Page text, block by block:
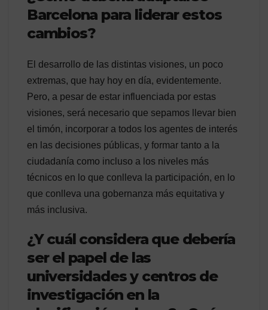
Barcelona para liderar estos
cambios?
El desarrollo de las distintas visiones, un poco
extremas, que hay hoy en día, evidentemente.
Pero, a pesar de estar influenciada por estas
visiones, será necesario que sepamos llevar bien
el timón, incorporar a todos los agentes de interés
en las decisiones públicas, y formar tanto a la
ciudadanía como incluso a los niveles más
técnicos en lo que conlleva la participación, en lo
que conlleva una gobernanza más equitativa y
más inclusiva.
¿Y cuál considera que debería
ser el papel de las
universidades y centros de
investigación en la